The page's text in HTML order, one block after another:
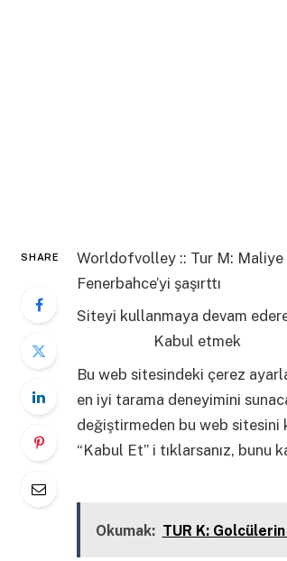
SHARE
Worldofvolley :: Tur M:
Fenerbahce’yi şaşırttı
Siteyi kullanmaya devam
Kabul etmek
Bu web sitesindeki çerez
en iyi tarama deneyimini
değiştirmeden bu web sitesini
“Kabul Et” i tıklarsanız, bunu
Okumak: TUR K: